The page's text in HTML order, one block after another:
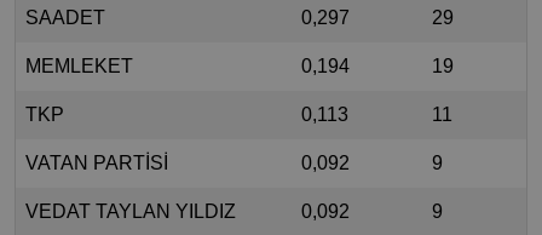
SAADET 0,297 29
MEMLEKET 0,194 19
TKP 0,113 11
VATAN PARTİSİ 0,092 9
VEDAT TAYLAN YILDIZ 0,092 9